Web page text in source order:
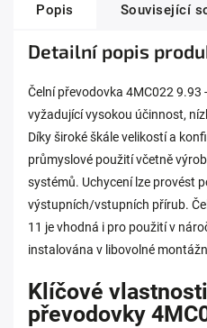
Popis Související
Detailní popis
Čelní převodovka 4MC022 9.93
vyžadující vysokou účinnost,
Díky široké škále velikostí a
průmyslové použití včetně
systémů. Uchycení lze provést
výstupních/vstupních přírub.
11 je vhodná i pro použití v
instalována v libovolné
Klíčové
převodovky